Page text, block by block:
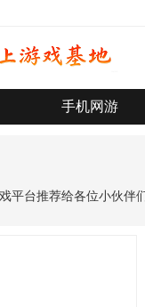
手机网游
平台推荐给各位小伙伴